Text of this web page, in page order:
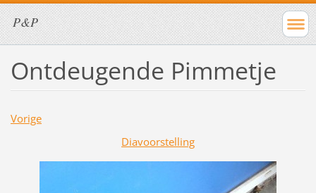
P&P
Ontdeugende Pimmetje
Vorige
Diavoorstelling